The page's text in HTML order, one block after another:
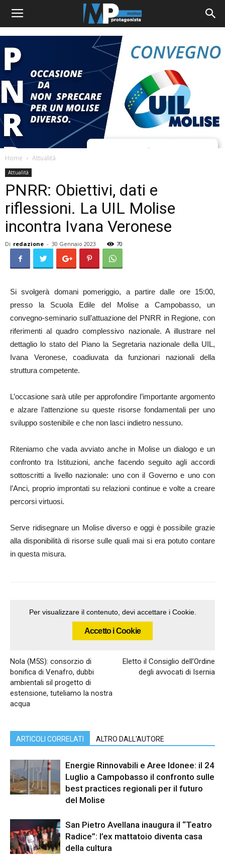
Home Attualità
Attualità
PNRR: Obiettivi, dati e
riflessioni. La UIL Molise
incontra Ivana Veronese
Di redazione - 30 Gennaio 2023 70
Si svolgerà domani pomeriggio, a partire dalle ore 15:00,
presso la Scuola Edile del Molise a Campobasso, un
convegno-seminario sull’attuazione del PNRR in Regione, con
riferimenti al quadro complessivo nazionale. A illustrare nel
dettaglio lo stato del Piano la Segretaria nazionale della UIL,
Ivana Veronese, coadiuvata da funzionari nazionali della
struttura competente.
L’occasione sarà utile per approfondire l’importante argomento
e alzare l’attenzione su queste risorse fondamentali per uno
sviluppo sostenibile e che non lasci indietro nessuno.
Riteniamo che vada avviato anche in Molise un dialogo e un
confronto tra Istituzioni, anche facendo seguito agli accordi
sottoscritti a livello nazionale: uno con il Governo e uno con
l’Anci, proprio improntati su relazioni continue e volte a creare
percorsi virtuosi.
Serve ridisegnare un Molise diverso e oggi è possibile grazie
alla disponibilità di risorse sulle quali mai si era potuto contare
in questa misura.
Per visualizzare il contenuto, devi accettare i Cookie.
Accetto i Cookie
Nola (M5S): consorzio di
bonifica di Venafro, dubbi
ambientali sil progetto di
estensione, tuteliamo la nostra
acqua
Eletto il Consiglio dell’Ordine
degli avvocati di Isernia
ARTICOLI CORRELATI ALTRO DALL'AUTORE
Energie Rinnovabili e Aree Idonee: il 24
Luglio a Campobasso il confronto sulle
best practices regionali per il futuro
del Molise
San Pietro Avellana inaugura il “Teatro
Radice”: l’ex mattatoio diventa casa
della cultura